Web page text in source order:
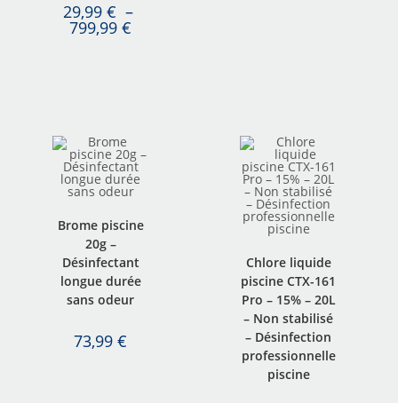
29,99€ –
799,99€
Brome piscine
20g –
Désinfectant
longue durée
sans odeur
73,99€
Chlore liquide
piscine CTX-161
Pro – 15% – 20L
– Non stabilisé
– Désinfection
professionnelle
piscine